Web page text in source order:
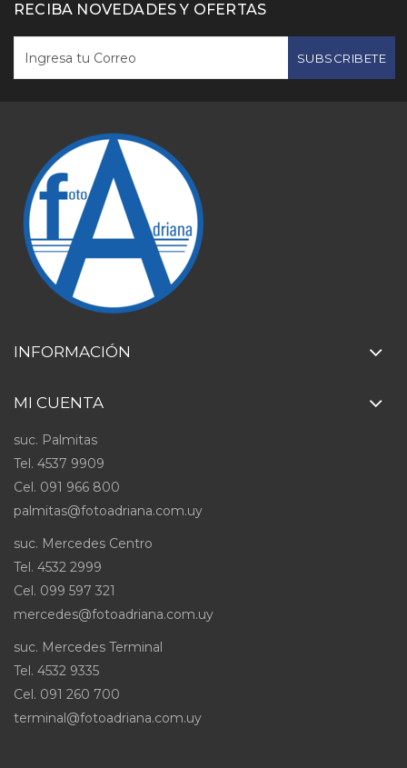
RECIBA NOVEDADES Y OFERTAS
SUBSCRIBETE
INFORMACIÓN
MI CUENTA
suc. Palmitas
Tel. 4537 9909
Cel. 091 966 800
palmitas@fotoadriana.com.uy
suc. Mercedes Centro
Tel. 4532 2999
Cel. 099 597 321
mercedes@fotoadriana.com.uy
suc. Mercedes Terminal
Tel. 4532 9335
Cel. 091 260 700
terminal@fotoadriana.com.uy